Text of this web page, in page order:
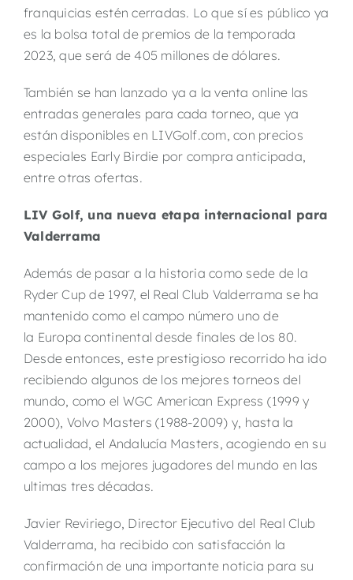
franquicias estén cerradas. Lo que sí es público ya
es la bolsa total de premios de la temporada
2023, que será de 405 millones de dólares.
También se han lanzado ya a la venta online las
entradas generales para cada torneo, que ya
están disponibles en LIVGolf.com, con precios
especiales Early Birdie por compra anticipada,
entre otras ofertas.
LIV Golf, una nueva etapa internacional para
Valderrama
Además de pasar a la historia como sede de la
Ryder Cup de 1997, el Real Club Valderrama se ha
mantenido como el campo número uno de
la Europa continental desde finales de los 80.
Desde entonces, este prestigioso recorrido ha ido
recibiendo algunos de los mejores torneos del
mundo, como el WGC American Express (1999 y
2000), Volvo Masters (1988-2009) y, hasta la
actualidad, el Andalucía Masters, acogiendo en su
campo a los mejores jugadores del mundo en las
ultimas tres décadas.
Javier Reviriego, Director Ejecutivo del Real Club
Valderrama, ha recibido con satisfacción la
confirmación de una importante noticia para su